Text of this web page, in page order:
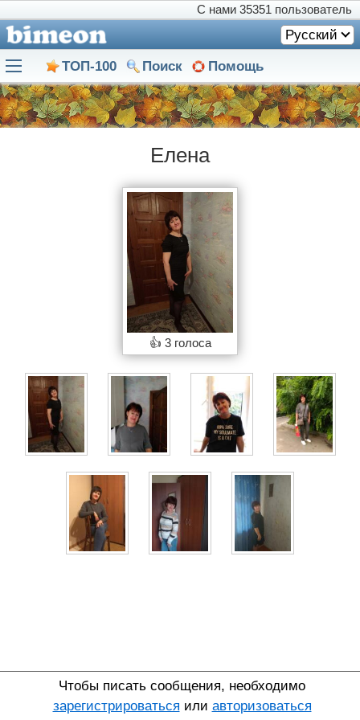
С нами 35351 пользователь
Русский
ТОП-100 Поиск Помощь
Елена
👍 3 голоса
Чтобы писать сообщения, необходимо
зарегистрироваться или авторизоваться